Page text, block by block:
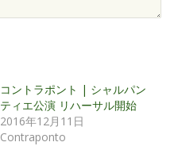
コントラポント | シャルパン
ティエ公演 リハーサル開始
2016年12月11日
Contraponto